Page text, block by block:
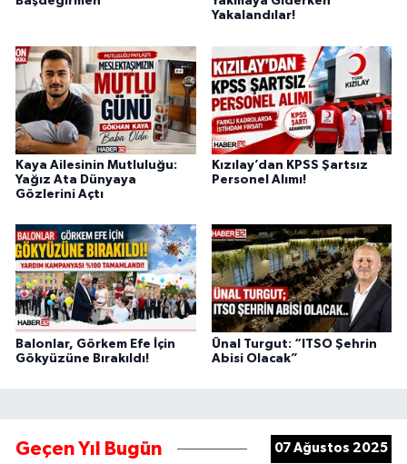
Yakalandılar!
Kaya Ailesinin Mutluluğu:
Yağız Ata Dünyaya
Gözlerini Açtı
Kızılay’dan KPSS Şartsız
Personel Alımı!
Balonlar, Görkem Efe İçin
Gökyüzüne Bırakıldı!
Ünal Turgut: “ITSO Şehrin
Abisi Olacak”
Geçen Yıl Bugün 07 Ağustos 2025